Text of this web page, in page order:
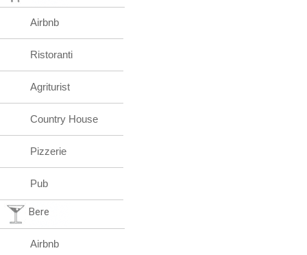
Airbnb
Ristoranti
Agriturist
Country House
Pizzerie
Pub
Bere
Airbnb